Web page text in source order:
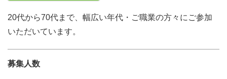
20代から70代まで、幅広い年代・ご職業の方々にご参加
いただいています。
募集人数